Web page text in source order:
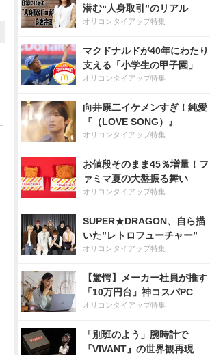
潜む“人身取引”のリアル
オリコンタイアップ特集
マクドナルドが40年にわたり
支える「小学生の甲子園」
オリコンタイアップ特集
向井康二イケメンすぎ！純愛
『（LOVE SONG）』
オリコンタイアップ特集
お値段そのまま45％増量！フ
ァミマ夏の大盤振る舞い
オリコンタイアップ特集
SUPER★DRAGON、自ら描
いた”レトロフューチャー”
オリコンタイアップ特集
【驚愕】メーカー社員が推す
「10万円台」神コスパPC
オリコンタイアップ特集
「別班のよう」腕時計で
『VIVANT』の世界観再現